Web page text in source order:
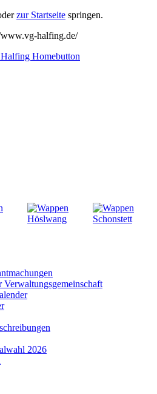
zur Startseite springen.
halfing.de/
2026